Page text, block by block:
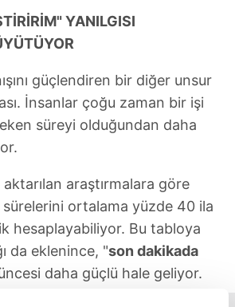
YANILGISI
güçlendiren bir diğer unsur
İnsanlar çoğu zaman bir işi
süreyi olduğundan daha
araştırmalara göre
ortalama yüzde 40 ila
hesaplayabiliyor. Bu tabloya
da eklenince, "son dakikada
daha güçlü hale geliyor.